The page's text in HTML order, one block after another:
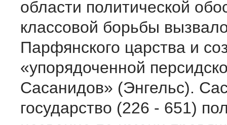
области политической
классовой борьбы
Парфянского царства и
«упорядоченной
Сасанидов» (Энгельс).
государство (226 - 651)